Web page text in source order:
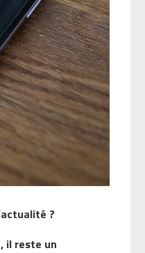
?
il reste un